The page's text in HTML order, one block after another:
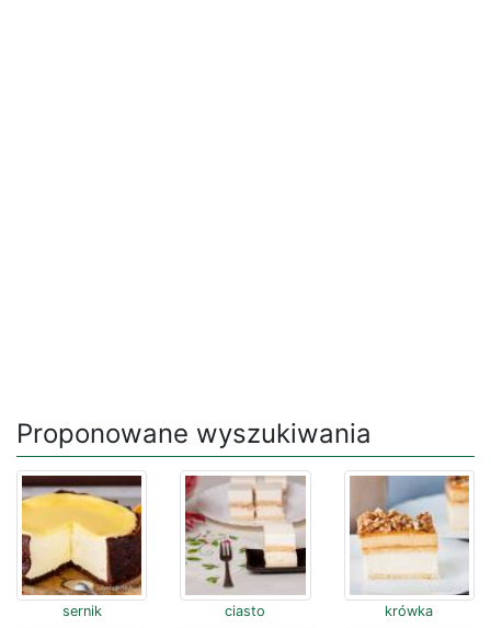
Proponowane wyszukiwania
sernik ciasto krówka